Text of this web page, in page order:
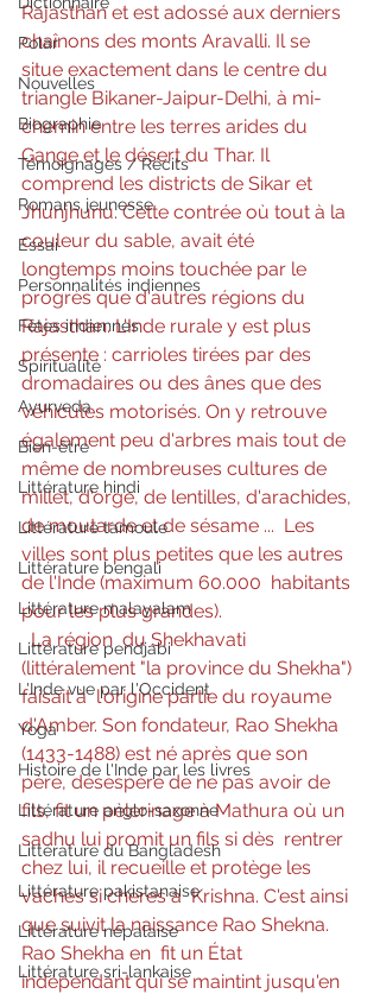
Polar
Nouvelles
Biographie
Témoignages / Récits
Romans jeunesse
Essai
Personnalités indiennes
Fêtes indiennes
Spiritualité
Ayurveda
Bien-être
Littérature hindi
Littérature tamoule
Littérature bengali
Littérature malayalam
Littérature pendjabi
L'Inde vue par l'Occident
Yoga
Histoire de l'Inde par les livres
Littérature anglo-saxonne
Littérature du Bangladesh
Littérature pakistanaise
Littérature népalaise
Littérature sri-lankaise
Rajasthan et est adossé aux derniers
chaînons des monts Aravalli. Il se
situe exactement dans le centre du
triangle Bikaner-Jaipur-Delhi, à mi-
chemin entre les terres arides du
Gange et le désert du Thar. Il
comprend les districts de Sikar et
Jhunjhunu. Cette contrée où tout à la
couleur du sable, avait été
longtemps moins touchée par le
progrès que d'autres régions du
Rajasthan. L'Inde rurale y est plus
présente : carrioles tirées par des
dromadaires ou des ânes que des
véhicules motorisés. On y retrouve
également peu d'arbres mais tout de
même de nombreuses cultures de
millet, d'orge, de lentilles, d'arachides,
de moutarde et de sésame ...  Les
villes sont plus petites que les autres
de l'Inde (maximum 60.000  habitants
pour les plus grandes).
La région  du Shekhavati
(littéralement "la province du Shekha")
faisait à  l'origine partie du royaume
d'Amber. Son fondateur, Rao Shekha
(1433-1488) est né après que son
père, désespéré de ne pas avoir de
fils, fit un pèlerinage à Mathura où un
sadhu lui promit un fils si dès  rentrer
chez lui, il recueille et protège les
vaches si chères à  Krishna. C'est ainsi
que suivit la naissance Rao Shekna.
Rao Shekha en  fit un État
indépendant qui se maintint jusqu'en